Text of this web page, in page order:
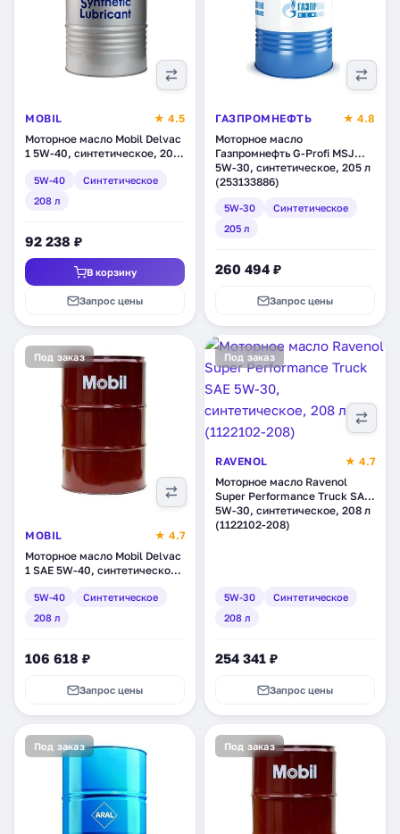
MOBIL
★ 4.5
Моторное масло Mobil Delvac
1 5W-40, синтетическое, 208
5W-40
Синтетическое
208 л
92 238 ₽
В корзину
Запрос цены
ГАЗПРОМНЕФТЬ
★ 4.8
Моторное масло
Газпромнефть G-Profi MSJ
5W-30, синтетическое, 205 л
(253133886)
5W-30
Синтетическое
205 л
260 494 ₽
Запрос цены
Под заказ
MOBIL
★ 4.7
Моторное масло Mobil Delvac
1 SAE 5W-40, синтетическое,
5W-40
Синтетическое
208 л
106 618 ₽
Запрос цены
Под заказ
RAVENOL
★ 4.7
Моторное масло Ravenol
Super Performance Truck SAE
5W-30, синтетическое, 208 л
(1122102-208)
5W-30
Синтетическое
208 л
254 341 ₽
Запрос цены
Под заказ Под заказ